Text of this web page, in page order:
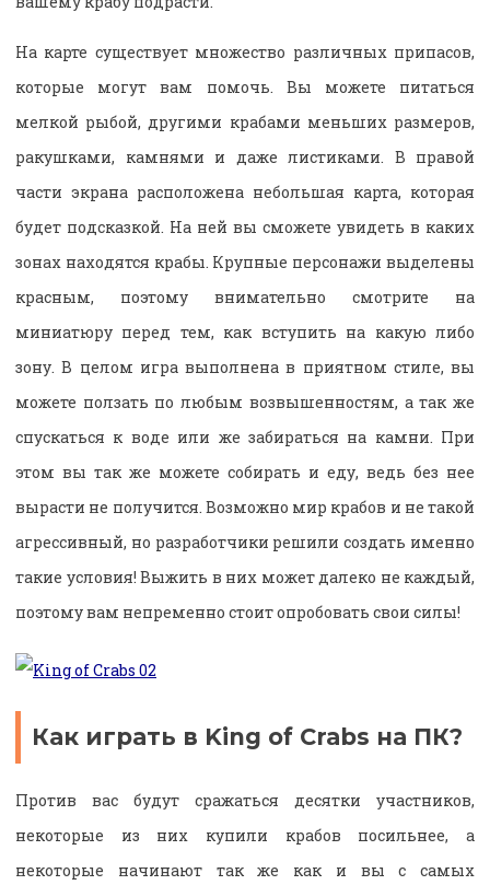
На карте существует множество различных припасов,
которые могут вам помочь. Вы можете питаться
мелкой рыбой, другими крабами меньших размеров,
ракушками, камнями и даже листиками. В правой
части экрана расположена небольшая карта, которая
будет подсказкой. На ней вы сможете увидеть в каких
зонах находятся крабы. Крупные персонажи выделены
красным, поэтому внимательно смотрите на
миниатюру перед тем, как вступить на какую либо
зону. В целом игра выполнена в приятном стиле, вы
можете ползать по любым возвышенностям, а так же
спускаться к воде или же забираться на камни. При
этом вы так же можете собирать и еду, ведь без нее
вырасти не получится. Возможно мир крабов и не такой
агрессивный, но разработчики решили создать именно
такие условия! Выжить в них может далеко не каждый,
поэтому вам непременно стоит опробовать свои силы!
Как играть в King of Crabs на ПК?
Против вас будут сражаться десятки участников,
некоторые из них купили крабов посильнее, а
некоторые начинают так же как и вы с самых